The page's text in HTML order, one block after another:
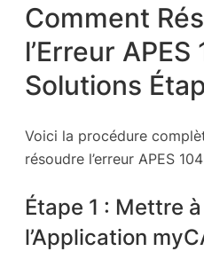
Comment
l’Erreur
Solutions
Voici la procédure
résoudre l’erreur APES
Étape 1 : Mettre
l’Application